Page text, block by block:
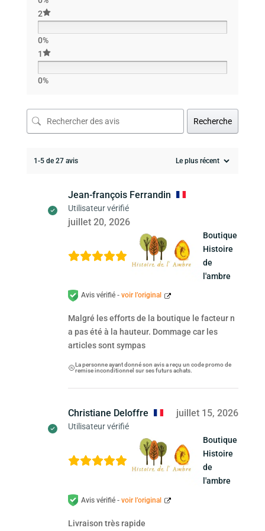
2
0%
1
0%
Recherche
1-5 de 27 avis
Jean-françois Ferrandin
Utilisateur vérifié
juillet 20, 2026
Boutique
Histoire
de
l'ambre
Avis vérifié - voir l’original
Malgré les efforts de la boutique le facteur n
a pas été à la hauteur. Dommage car les
articles sont sympas
La personne ayant donné son avis a reçu un code promo de
remise inconditionnel sur ses futurs achats.
Christiane Deloffre
Utilisateur vérifié
juillet 15, 2026
Boutique
Histoire
de
l'ambre
Avis vérifié - voir l’original
Livraison très rapide